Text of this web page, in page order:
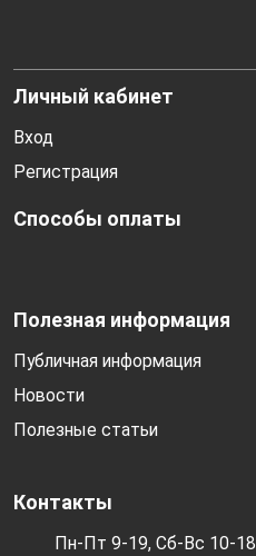
Личный кабинет
Вход
Регистрация
Способы оплаты
Полезная информация
Публичная информация
Новости
Полезные статьи
Контакты
Пн-Пт 9-19, Сб-Вс 10-18